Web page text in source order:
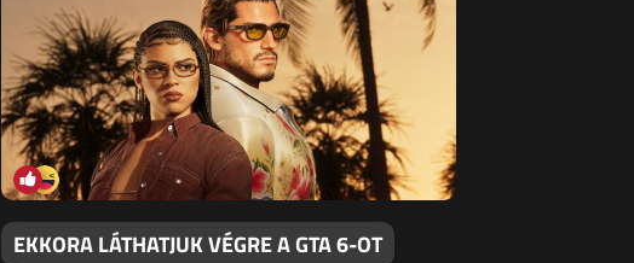
EKKORA LÁTHATJUK VÉGRE A GTA 6-OT